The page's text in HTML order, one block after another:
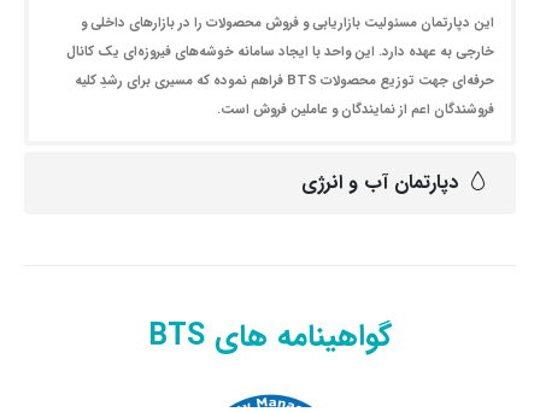
این دپارتمان مسئولیت بازاریابی و فروش محصولات را در بازارهای داخلی و
خارجی به عهده دارد. این واحد با ایجاد سامانه خوشه‌های فیروزه‌ای یک کانال
حرفه‌ای جهت توزیع محصولات BTS فراهم نموده که مسیری برای رشدِ کلیه
فروشندگان اعم از نمایندگان و عاملین فروش است.
دپارتمان آب و انرژی
گواهینامه های BTS